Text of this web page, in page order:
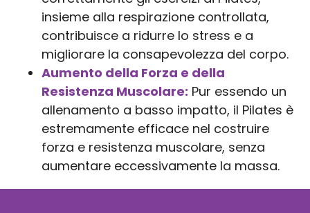
insieme alla respirazione controllata,
contribuisce a ridurre lo stress e a
migliorare la consapevolezza del corpo.
Aumento della Forza e della
Resistenza Muscolare: Pur essendo un
allenamento a basso impatto, il Pilates è
estremamente efficace nel costruire
forza e resistenza muscolare, senza
aumentare eccessivamente la massa.